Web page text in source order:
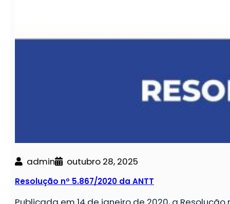
admin outubro 28, 2025
Resolução nº 5.867/2020 da ANTT